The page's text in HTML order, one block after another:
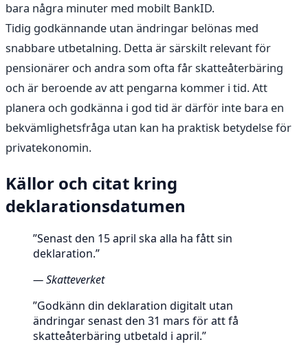
bara några minuter med mobilt BankID.
Tidig godkännande utan ändringar belönas med
snabbare utbetalning. Detta är särskilt relevant för
pensionärer och andra som ofta får skatteåterbäring
och är beroende av att pengarna kommer i tid. Att
planera och godkänna i god tid är därför inte bara en
bekvämlighetsfråga utan kan ha praktisk betydelse för
privatekonomin.
Källor och citat kring
deklarationsdatumen
”Senast den 15 april ska alla ha fått sin
deklaration.”
— Skatteverket
”Godkänn din deklaration digitalt utan
ändringar senast den 31 mars för att få
skatteåterbäring utbetald i april.”